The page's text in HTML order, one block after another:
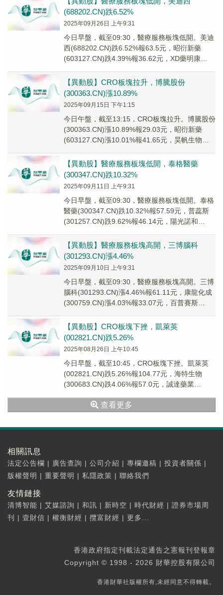
(688202.CN)跌6.52%
2025年09月26日 上午9:31
今日早盤，截至09:30，醫療服務板塊低開。美迪
西(688202.CN)跌6.52%報63.5元，昭衍新藥
(603127.CN)跌4.39%報36.62元，XD藥明康
【異動股】CRO板塊拉升，博騰股份
(300363.CN)漲10.89%
2025年09月15日 下午1:15
今日午盤，截至13:15，CRO板塊拉升。博騰股份
(300363.CN)漲10.89%報29.03元，昭衍新藥
(603127.CN)漲10.01%報41.65元，昊帆生物
【異動股】醫療服務板塊低開，泰格醫藥
(300347.CN)跌10.32%
2025年09月11日 上午9:31
今日早盤，截至09:30，醫療服務板塊低開。泰格
醫藥(300347.CN)跌10.32%報57.59元，普蕊斯
(301257.CN)跌9.62%報46.14元，陽光諾和
【異動股】醫療服務板塊高開，三博腦科
(301293.CN)漲4.46%
2025年09月10日 上午9:31
今日早盤，截至09:30，醫療服務板塊高開。三博
腦科(301293.CN)漲4.46%報61.11元，康龍化成
(300759.CN)漲4.03%報33.07元，百普賽斯
【異動股】CRO板塊下挫，凱萊英
(002821.CN)跌5.26%
2025年08月26日 上午10:45
今日早盤，截至10:45，CRO板塊下挫。凱萊英
(002821.CN)跌5.26%報104.77元，海特生物
(300683.CN)跌4.06%報57.0元，誠達藥業
查看更多
相關訊息
法定公告欄 | 廣告查詢 | 公司介紹 | 專欄邀稿 | 投資者關係 |
版權聲明 | 重要聲明 | 私隱政策 | 聯絡我們
友情鏈接
清博智能 | 艾媒諮詢 | 和訊 | 新時空 | 時代財經 | 證券市場周
刊
| 壹財信 | 權衡財經 | 攬富財經 | 更多...
香港政府指定刊載法定通告之憲報刊登報章
Copyright © 1998 - 2026 財華控股有限公司
香港財華社版權所有,未經同意不得轉載。